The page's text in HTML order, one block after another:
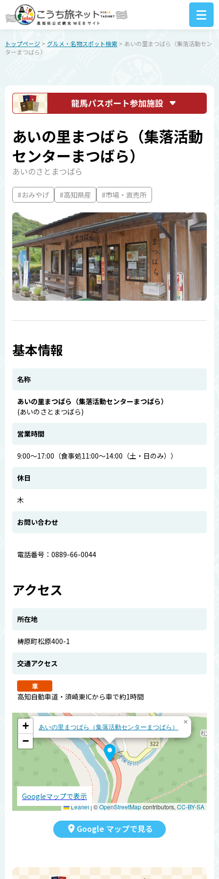
トップページ > グルメ・名物スポット検索 > あいの里まつばら（集落活動セン
ターまつばら）
あいの里まつばら（集落活動
センターまつばら）
あいのさとまつばら
#おみやげ #高知県産 #市場・直売所
基本情報
名称
あいの里まつばら（集落活動センターまつばら）
(あいのさとまつばら)
営業時間
9:00～17:00（食事処11:00～14:00（土・日のみ））
休日
木
お問い合わせ
電話番号：0889-66-0044
アクセス
所在地
梼原町松原400-1
交通アクセス
車
高知自動車道・須崎東ICから車で約1時間
あいの里まつばら（集落活動センターまつばら）
×
+
−
Leaflet | ©OpenStreetMapcontributors, CC-BY-SA
Googleマップで表示
Google マップで見る